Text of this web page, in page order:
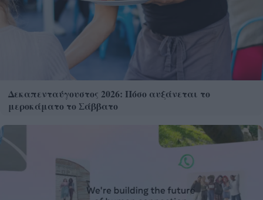
Δεκαπενταύγουστος 2026: Πόσο αυξάνεται το
μεροκάματο το Σάββατο